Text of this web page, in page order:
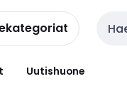
Haku
Uutishuone